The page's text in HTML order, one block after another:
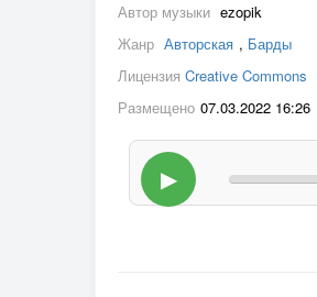
Автор музыки ezopik
Жанр Авторская , Барды
Лицензия Creative Commons
Размещено 07.03.2022 16:26
▶